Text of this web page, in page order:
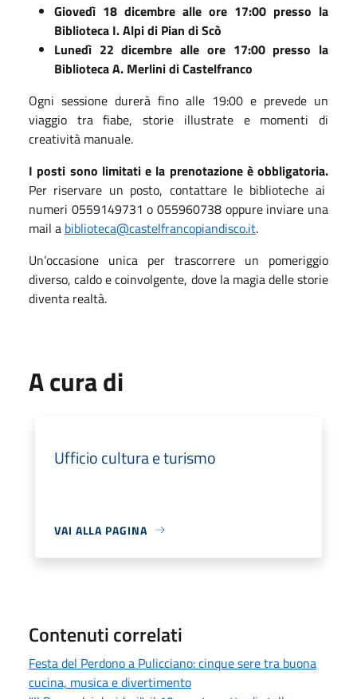
Giovedì 18 dicembre alle ore 17:00 presso la
Biblioteca I. Alpi di Pian di Scò
Lunedì 22 dicembre alle ore 17:00 presso la
Biblioteca A. Merlini di Castelfranco
Ogni sessione durerà fino alle 19:00 e prevede un
viaggio tra fiabe, storie illustrate e momenti di
creatività manuale.
I posti sono limitati e la prenotazione è obbligatoria.
Per riservare un posto, contattare le biblioteche ai
numeri 0559149731 o 055960738 oppure inviare una
mail a biblioteca@castelfrancopiandisco.it.
Un’occasione unica per trascorrere un pomeriggio
diverso, caldo e coinvolgente, dove la magia delle storie
diventa realtà.
A cura di
Ufficio cultura e turismo
VAI ALLA PAGINA
Contenuti correlati
Festa del Perdono a Pulicciano: cinque sere tra buona
cucina, musica e divertimento